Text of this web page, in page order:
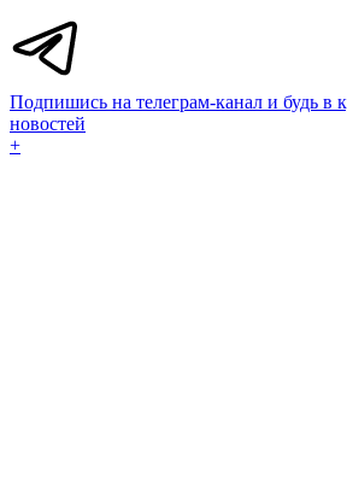
Подпишись на телеграм-канал и будь в
новостей
+